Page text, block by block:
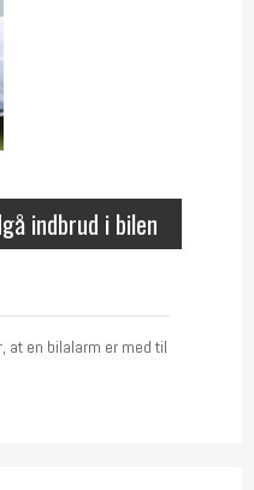
indbrud i bilen
at en bilalarm er med til